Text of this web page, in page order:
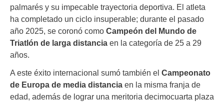
palmarés y su impecable trayectoria deportiva. El atleta
ha completado un ciclo insuperable; durante el pasado
año 2025, se coronó como Campeón del Mundo de
Triatlón de larga distancia en la categoría de 25 a 29
años.
A este éxito internacional sumó también el Campeonato
de Europa de media distancia en la misma franja de
edad, además de lograr una meritoria decimocuarta plaza